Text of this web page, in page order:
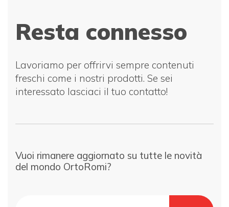
Resta connesso
Lavoriamo per offrirvi sempre contenuti
freschi come i nostri prodotti. Se sei
interessato lasciaci il tuo contatto!
Vuoi rimanere aggiornato su tutte le novità
del mondo OrtoRomi?